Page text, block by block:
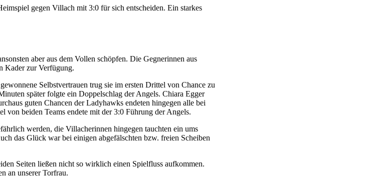
gegen Villach mit 3:0 für sich entscheiden. Ein starkes
aber aus dem Vollen schöpfen. Die Gegnerinnen aus
Kader zur Verfügung.
Selbstvertrauen trug sie im ersten Drittel von Chance zu
später folgte ein Doppelschlag der Angels. Chiara Egger
guten Chancen der Ladyhawks endeten hingegen alle bei
von beiden Teams endete mit der 3:0 Führung der Angels.
werden, die Villacherinnen hingegen tauchten ein ums
das Glück war bei einigen abgefälschten bzw. freien Scheiben
Seiten ließen nicht so wirklich einen Spielfluss aufkommen.
an unserer Torfrau.